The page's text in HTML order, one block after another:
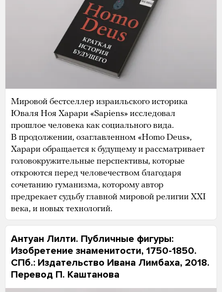
Мировой бестселлер израильского историка
Юваля Ноя Харари «Sapiens» исследовал
прошлое человека как социального вида.
В продолжении, озаглавленном «Homo Deus»,
Харари обращается к будущему и рассматривает
головокружительные перспективы, которые
откроются перед человечеством благодаря
сочетанию гуманизма, которому автор
предрекает судьбу главной мировой религии XXI
века, и новых технологий.
Антуан Лилти. Публичные фигуры:
Изобретение знаменитости, 1750-1850.
СПб.: Издательство Ивана Лимбаха, 2018.
Перевод П. Каштанова